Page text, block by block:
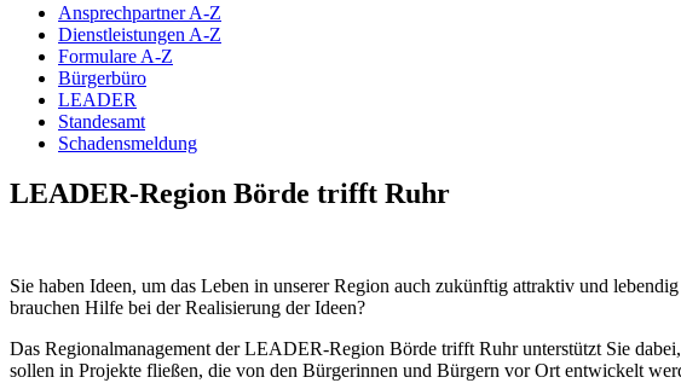
Ansprechpartner A-Z
Dienstleistungen A-Z
Formulare A-Z
Bürgerbüro
LEADER
Standesamt
Schadensmeldung
LEADER-Region Börde trifft Ruhr
Sie haben Ideen, um das Leben in unserer Region auch zukünftig attraktiv und
brauchen Hilfe bei der Realisierung der Ideen?
Das Regionalmanagement der LEADER-Region Börde trifft Ruhr unterstützt Sie
sollen in Projekte fließen, die von den Bürgerinnen und Bürgern vor Ort entwickelt